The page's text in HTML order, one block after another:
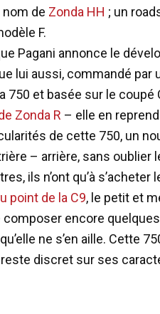
de Zonda HH ; un
F.
Pagani annonce le
lui aussi, commandé
750 et basée sur le
Zonda R – elle en
de cette 750, un
– arrière, sans oublier
ils n’ont qu’à
point de la C9, le petit et
encore
ne s’en aille. Cette
discret sur ses